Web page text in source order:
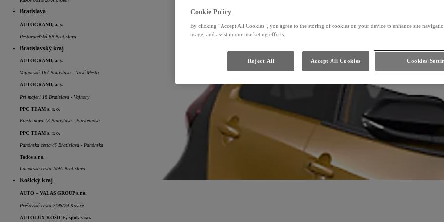
Bratislava
AUTOGRAND, a. s.
Pestovateľská 8B Bratislava
Bratislavský kraj
AUTOGRAND, a. s.
Vajnorská 167 Bratislava - Nové Mesto
AUTOGRAND, a. s.
Pri majeri 18 Bratislava - Vajnory
PPC TEAM s. r. o.
Einsteinova 13 Bratislava - Einsteinova
PPC TEAM s. r. o.
Panónska cesta 45 Bratislava - Panónska
Todos s.r.o.
Lamačská cesta 109A Bratislava
Košický kraj
AUTO – VALAS GROUP s.r.o.
Prešovská cesta 2198/79 Košice
AUTOLUX KOŠICE, spol. s r.o.
Cookie Policy
By clicking “Accept All Cookies”, you agree to the storing of cookies on your device to enhance site
usage, and assist in our marketing efforts.
Cookies
Reject All Accept All Cookies